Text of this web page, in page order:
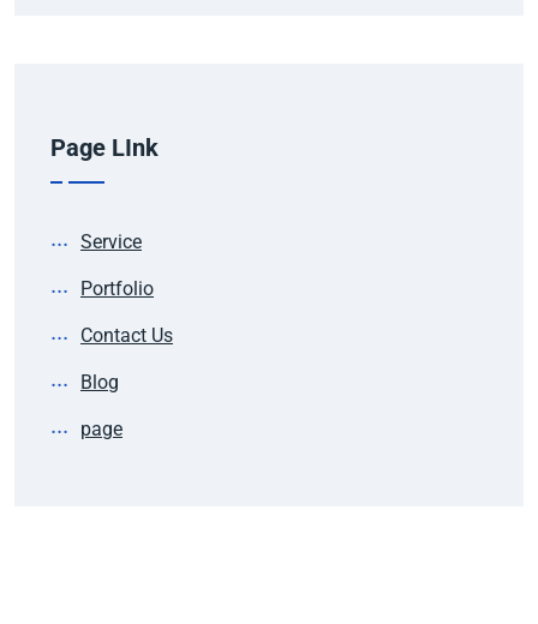
Page LInk
Service
Portfolio
Contact Us
Blog
page